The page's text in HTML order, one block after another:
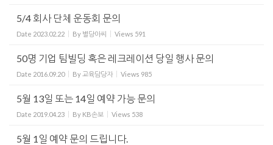
5/4 회사 단체 운동회 문의
Date 2023.02.22 By 별당아씨 Views 591
50명 기업 팀빌딩 혹은 레크레이션 당일 행사 문의
Date 2016.09.20 By 교육담당자 Views 985
5월 13일 또는 14일 예약 가능 문의
Date 2019.04.23 By KB손보 Views 538
5월 1일 예약 문의 드립니다.